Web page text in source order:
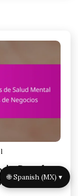
Desafíos
🌐 Spanish (MX) ▾